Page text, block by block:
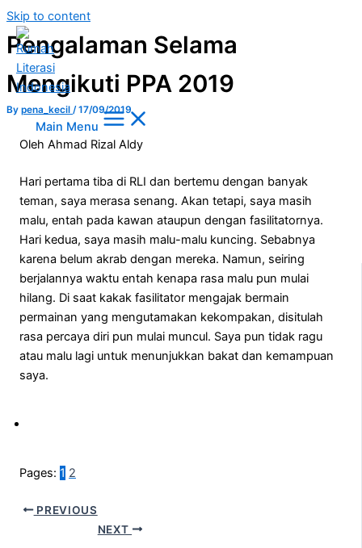
Skip to content
Main Menu
Pengalaman Selama
Mengikuti PPA 2019
By pena_kecil /17/09/2019
Oleh Ahmad Rizal Aldy
Hari pertama tiba di RLI dan bertemu dengan banyak
teman, saya merasa senang. Akan tetapi, saya masih
malu, entah pada kawan ataupun dengan fasilitatornya.
Hari kedua, saya masih malu-malu kuncing. Sebabnya
karena belum akrab dengan mereka. Namun, seiring
berjalannya waktu entah kenapa rasa malu pun mulai
hilang. Di saat kakak fasilitator mengajak bermain
permainan yang mengutamakan kekompakan, disitulah
rasa percaya diri pun mulai muncul. Saya pun tidak ragu
atau malu lagi untuk menunjukkan bakat dan kemampuan
saya.
Pages: 1 2
PREVIOUS
NEXT